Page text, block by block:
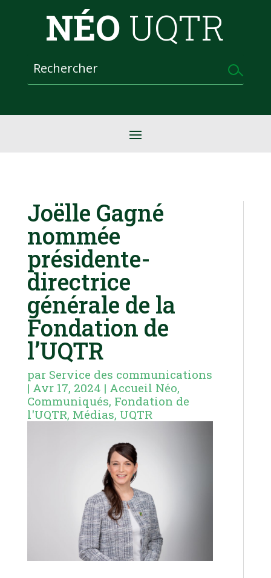
NÉO UQTR
Joëlle Gagné
nommée
présidente-
directrice
générale de la
Fondation de
l’UQTR
par Service des communications
| Avr 17, 2024 | Accueil Néo,
Communiqués, Fondation de
l'UQTR, Médias, UQTR